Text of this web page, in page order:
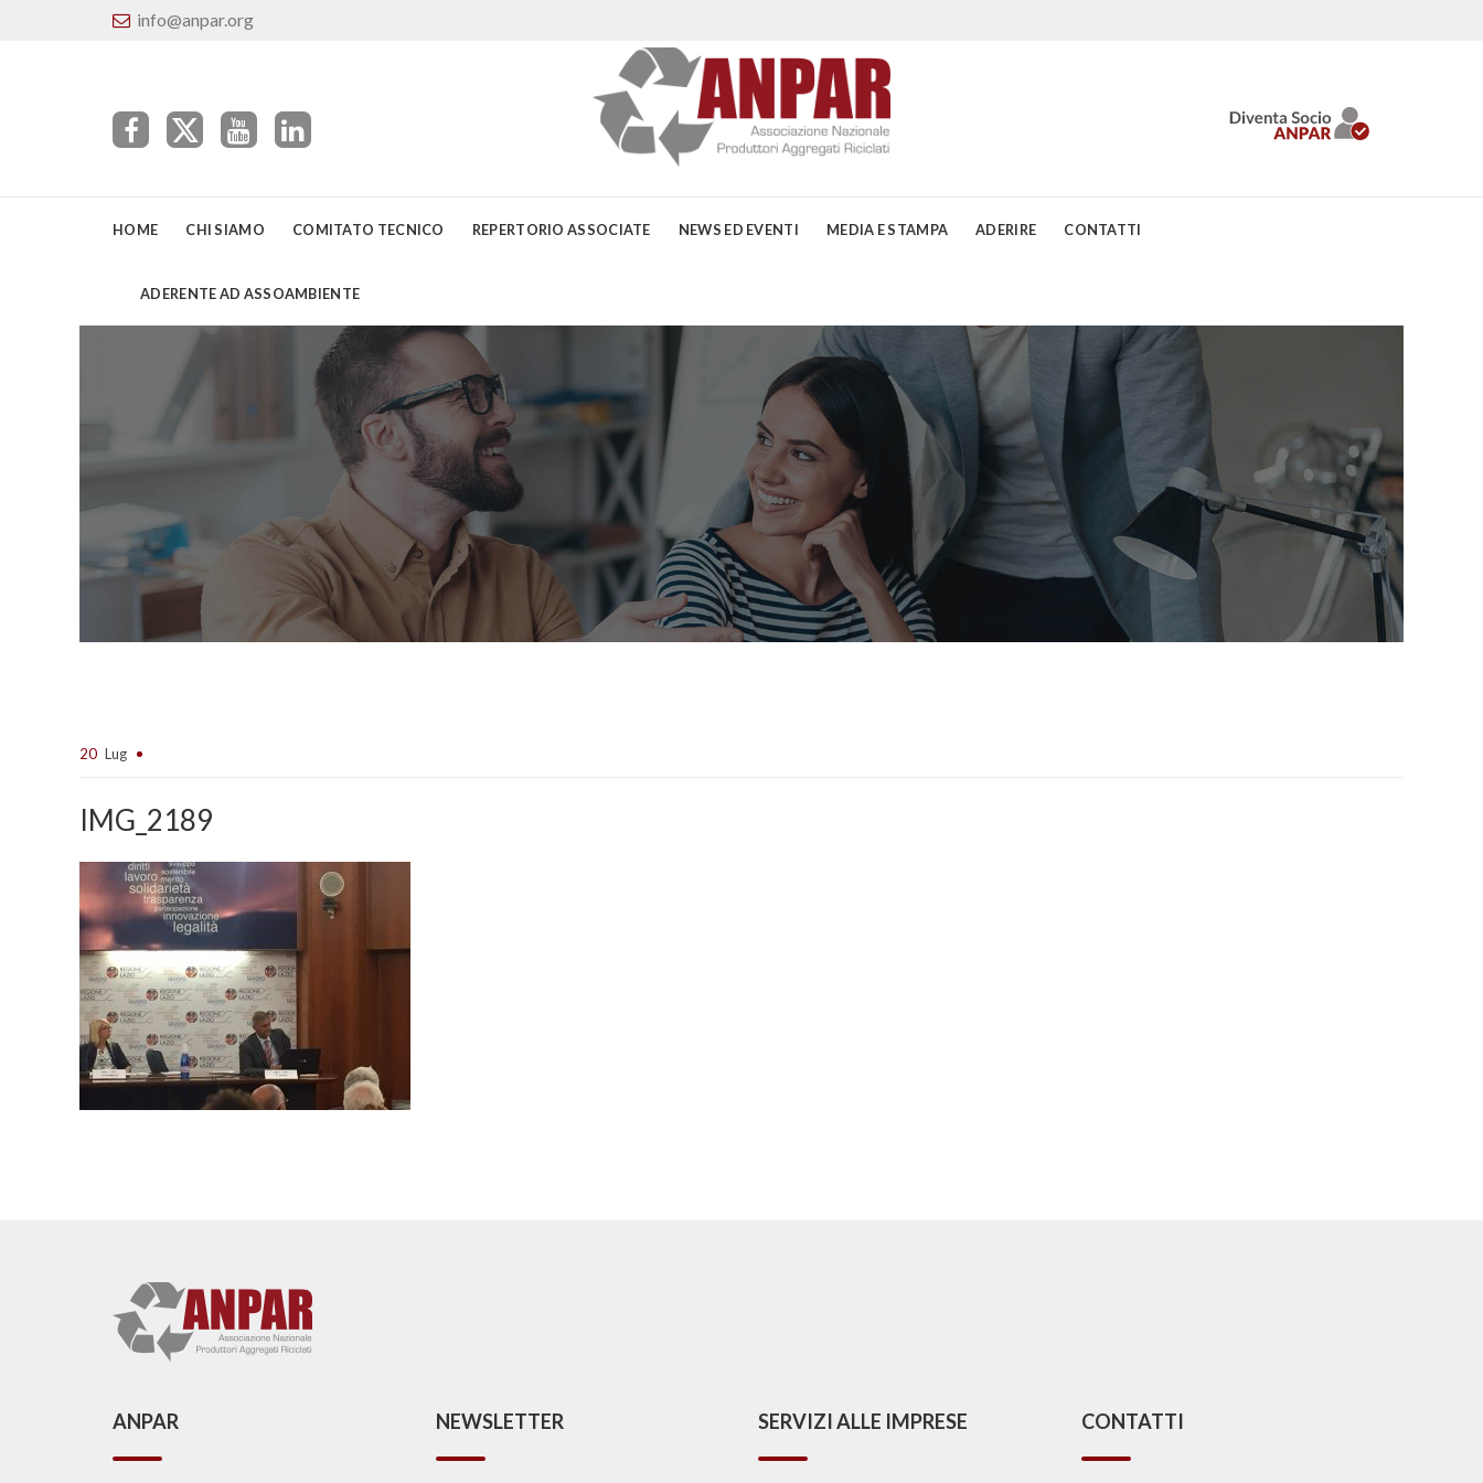
info@anpar.org
HOME CHI SIAMO COMITATO TECNICO REPERTORIO ASSOCIATE NEWS ED EVENTI MEDIA E STAMPA ADERIRE CONTATTI
ADERENTE AD ASSOAMBIENTE
20 Lug
IMG_2189
ANPAR NEWSLETTER SERVIZI ALLE IMPRESE CONTATTI